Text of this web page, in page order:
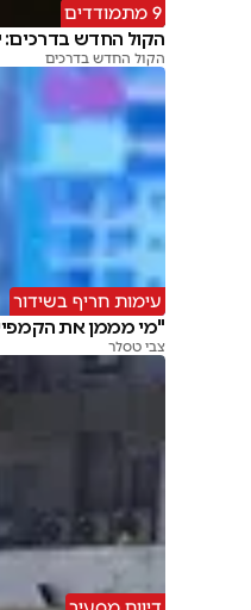
9 מתמודדים
הקול החדש בדרכים:
הקול החדש בדרכים
עימות חריף בשידור
"מי מממן את
צבי טסלר